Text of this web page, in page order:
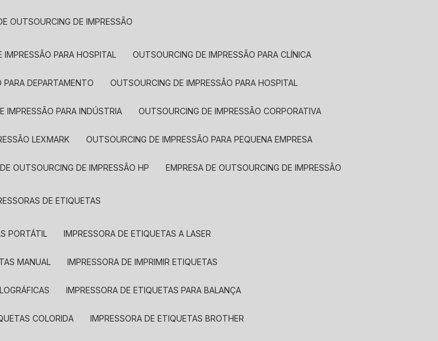
OUTSOURCING DE IMPRESSÃO
IMPRESSÃO PARA HOSPITAL OUTSOURCING DE IMPRESSÃO PARA CLÍNICA
PARA DEPARTAMENTO OUTSOURCING DE IMPRESSÃO PARA HOSPITAL
IMPRESSÃO PARA INDÚSTRIA OUTSOURCING DE IMPRESSÃO CORPORATIVA
LEXMARK OUTSOURCING DE IMPRESSÃO PARA PEQUENA EMPRESA
DE OUTSOURCING DE IMPRESSÃO HP EMPRESA DE OUTSOURCING DE IMPRESSÃO
DE ETIQUETAS
PORTÁTIL IMPRESSORA DE ETIQUETAS A LASER
MANUAL IMPRESSORA DE IMPRIMIR ETIQUETAS
IMPRESSORA DE ETIQUETAS PARA BALANÇA
COLORIDA IMPRESSORA DE ETIQUETAS BROTHER